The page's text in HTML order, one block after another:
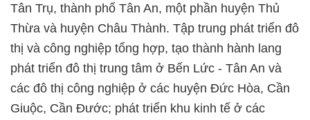
Tân Trụ, thành phố Tân An, một phần huyện Thủ
Thừa và huyện Châu Thành. Tập trung phát triển đô
thị và công nghiệp tổng hợp, tạo thành hành lang
phát triển đô thị trung tâm ở Bến Lức - Tân An và
các đô thị công nghiệp ở các huyện Đức Hòa, Cần
Giuộc, Cần Đước; phát triển khu kinh tế ở các